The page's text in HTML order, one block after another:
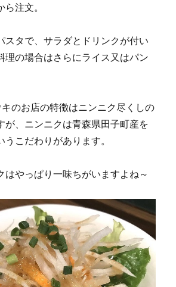
注文。
スタで、サラダとドリンクが付い
理の場合はさらにライス又はパン
のお店の特徴はニンニク尽くしの
が、ニンニクは青森県田子町産を
こだわりがあります。
はやっぱり一味ちがいますよね～